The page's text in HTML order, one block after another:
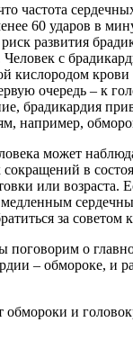
частота
60 ударов в
развития
с
кислородом
очередь – к
брадикардия
например,
может
сокращений в
или возраста.
за советом
поговорим о
– обмороке, и
обмороки и